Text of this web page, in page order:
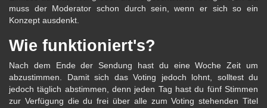
muss der Moderator schon durch sein, wenn er sich so ein
Konzept ausdenkt.
Wie funktioniert's?
Nach dem Ende der Sendung hast du eine Woche Zeit um
abzustimmen. Damit sich das Voting jedoch lohnt, solltest du
jedoch täglich abstimmen, denn jeden Tag hast du fünf Stimmen
zur Verfügung die du frei über alle zum Voting stehenden Titel